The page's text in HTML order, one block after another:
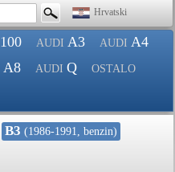
Hrvatski
100 AUDI A3 AUDI A4
A8 AUDI Q OSTALO
B3 (1986-1991, benzin)